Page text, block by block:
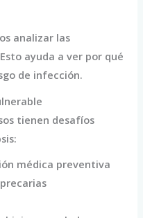
analizar las
ayuda a ver por qué
de infección.
tienen desafíos
médica preventiva